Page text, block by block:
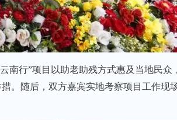
南行”项目以助老助残方式惠及当地民众
。随后，双方嘉宾实地考察项目工作现